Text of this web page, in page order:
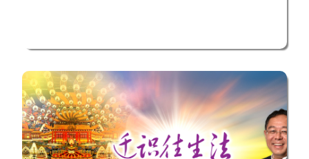
来，聚精会神，让内气变成内光，用内光填充自己
独立于肉体身而在身体外活动，可以穿越各种时
空，采聚天地宇宙的精华进入肉体身，让肉体身获
得巨大的变化，恢复年轻态，健康态，乃至返老还
童，甚至成就金刚不坏身。 这些都是风火瑜伽的
教课内容。 此次在美国开讲的风火瑜伽，是整个